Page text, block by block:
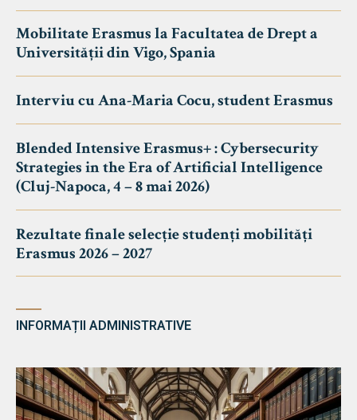
Mobilitate Erasmus la Facultatea de Drept a
Universității din Vigo, Spania
Interviu cu Ana-Maria Cocu, student Erasmus
Blended Intensive Erasmus+ : Cybersecurity
Strategies in the Era of Artificial Intelligence
(Cluj-Napoca, 4 – 8 mai 2026)
Rezultate finale selecție studenți mobilități
Erasmus 2026 – 2027
INFORMAȚII ADMINISTRATIVE